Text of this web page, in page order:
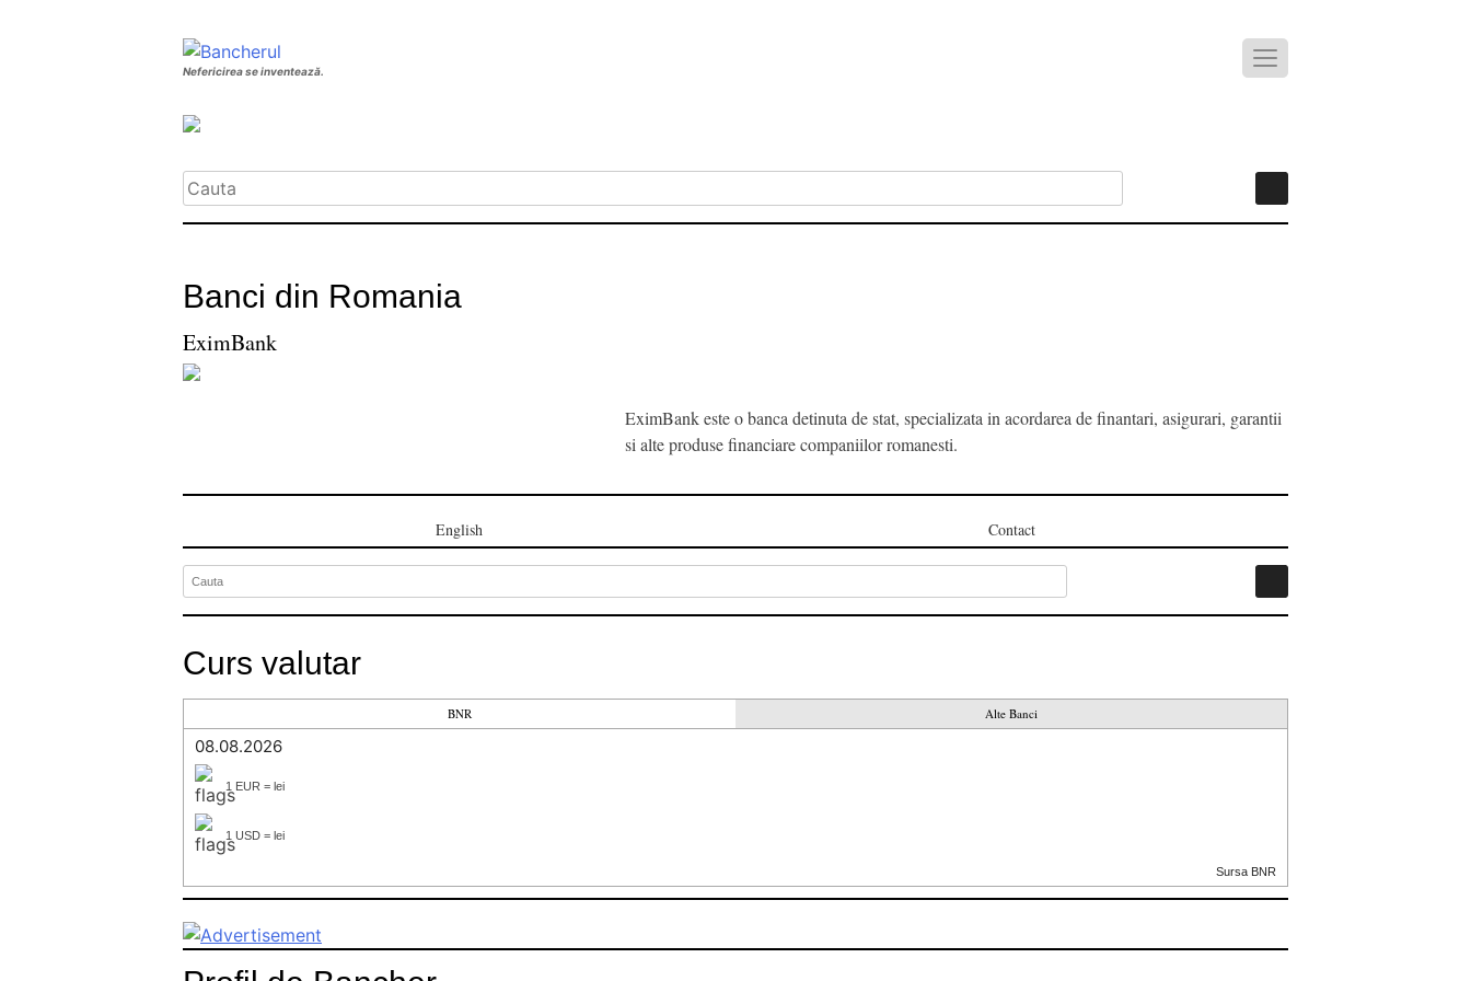
Nefericirea se inventează.
Banci din Romania
EximBank
EximBank este o banca detinuta de stat, specializata in acordarea de finantari, asigurari, garantii
si alte produse financiare companiilor romanesti.
English Contact
Curs valutar
BNR Alte Banci
08.08.2026
1 EUR = lei
1 USD = lei
Sursa BNR